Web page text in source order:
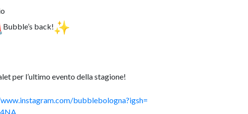
Bubble’s back!
per l’ultimo evento della stagione!
bubblebologna?igsh=